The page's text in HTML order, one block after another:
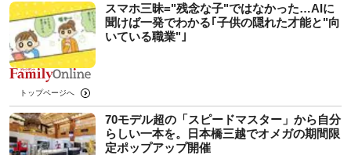
スマホ三昧="残念な子"ではなかった…AIに
聞けば一発でわかる｢子供の隠れた才能と"向
いている職業"｣
トップページへ
70モデル超の「スピードマスター」から自分
らしい一本を。日本橋三越でオメガの期間限
定ポップアップ開催